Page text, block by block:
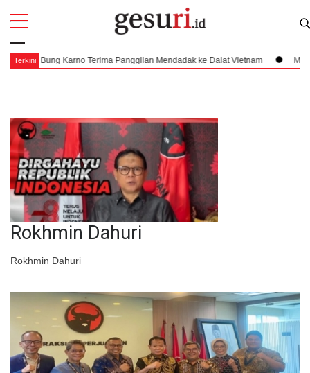
Terkini
Panggilan Mendadak ke Dalat Vietnam Mengklaim Nusantara di
Rokhmin Dahuri
Rokhmin Dahuri
All